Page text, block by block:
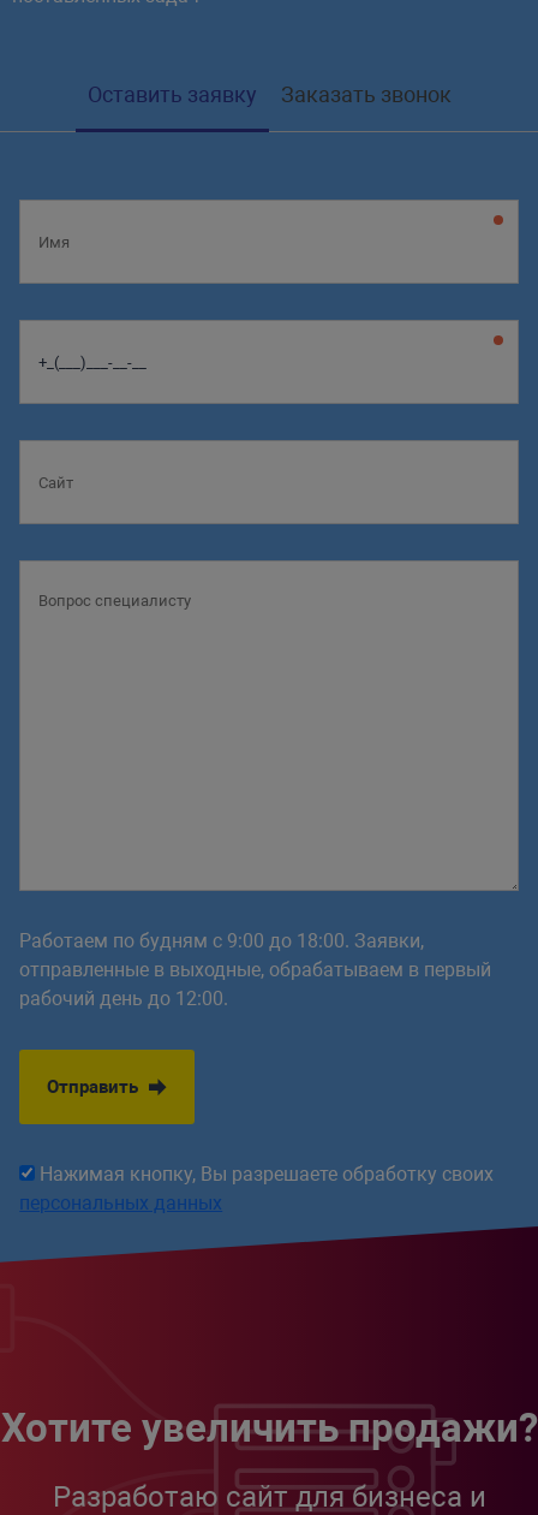
Оставить заявку Заказать звонок
Работаем по будням с 9:00 до 18:00. Заявки,
отправленные в выходные, обрабатываем в первый
рабочий день до 12:00.
Отправить
Нажимая кнопку, Вы разрешаете обработку своих
персональных данных
Хотите увеличить продажи?
Разработаю сайт для бизнеса и